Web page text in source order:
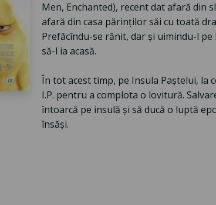
Men, Enchanted), recent dat afară din
afară din casa părinților săi cu toată
Prefăcîndu-se rănit, dar și uimindu-l pe
să-l ia acasă.
În tot acest timp, pe Insula Paștelui, la
I.P. pentru a complota o lovitură.
întoarcă pe insulă și să ducă o luptă
însăși.